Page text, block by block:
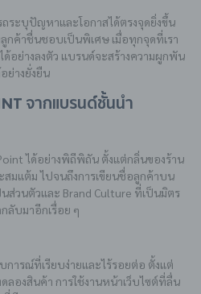
ระบุปัญหาและโอกาสได้ตรงจุดยิ่งขึ้น
กค้าชื่นชอบเป็นพิเศษ เมื่อทุกจุดที่เรา
อย่างลงตัว แบรนด์จะสร้างความผูกพัน
ย่างยั่งยืน
จากแบรนด์ชั้นนำ
ได้อย่างพิถีพิถัน ตั้งแต่กลิ่นของร้าน
สมแต้ม ไปจนถึงการเขียนชื่อลูกค้าบน
ส่วนตัวและ Brand Culture ที่เป็นมิตร
ลับมาอีกเรื่อย ๆ
การณ์ที่เรียบง่ายและไร้รอยต่อ ตั้งแต่
ลองสินค้า การใช้งานหน้าเว็บไซต์ที่ลื่น